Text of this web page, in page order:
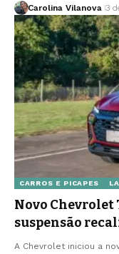
Carolina Vilanova 3
CARROS E PICAPES
Novo Chevrolet
suspensão
A Chevrolet iniciou a